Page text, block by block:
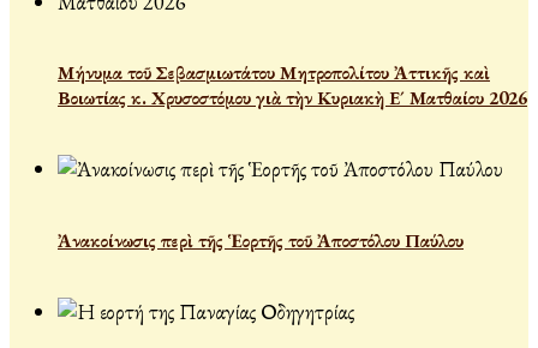
Μήνυμα τοῦ Σεβασμιωτάτου Μητροπολίτου Ἀττικῆς καὶ
Βοιωτίας κ. Χρυσοστόμου γιὰ τὴν Κυριακὴ Ε´ Ματθαίου 2026
Ἀνακοίνωσις περὶ τῆς Ἑορτῆς τοῦ Ἀποστόλου Παύλου